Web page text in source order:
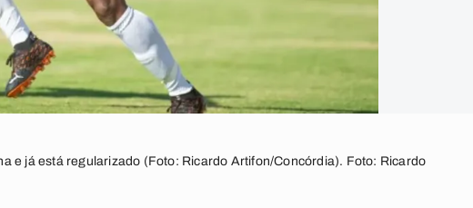
e já está regularizado (Foto: Ricardo Artifon/Concórdia). Foto: Ricardo